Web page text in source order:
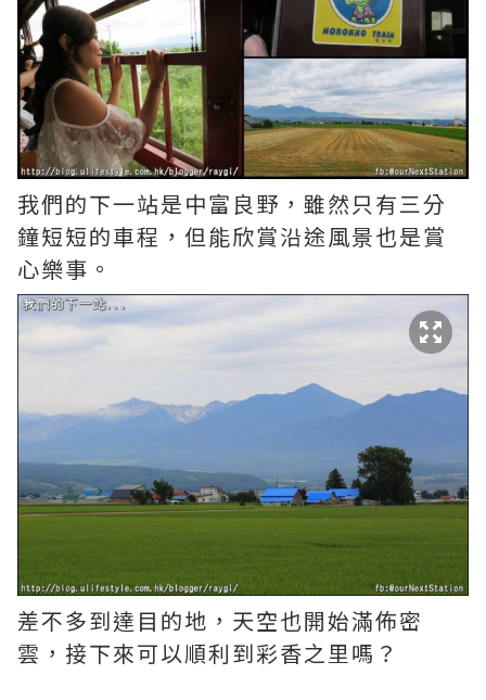
我們的下一站是中富良野，雖然只有三分
鐘短短的車程，但能欣賞沿途風景也是賞
心樂事。
差不多到達目的地，天空也開始滿佈密
雲，接下來可以順利到彩香之里嗎？